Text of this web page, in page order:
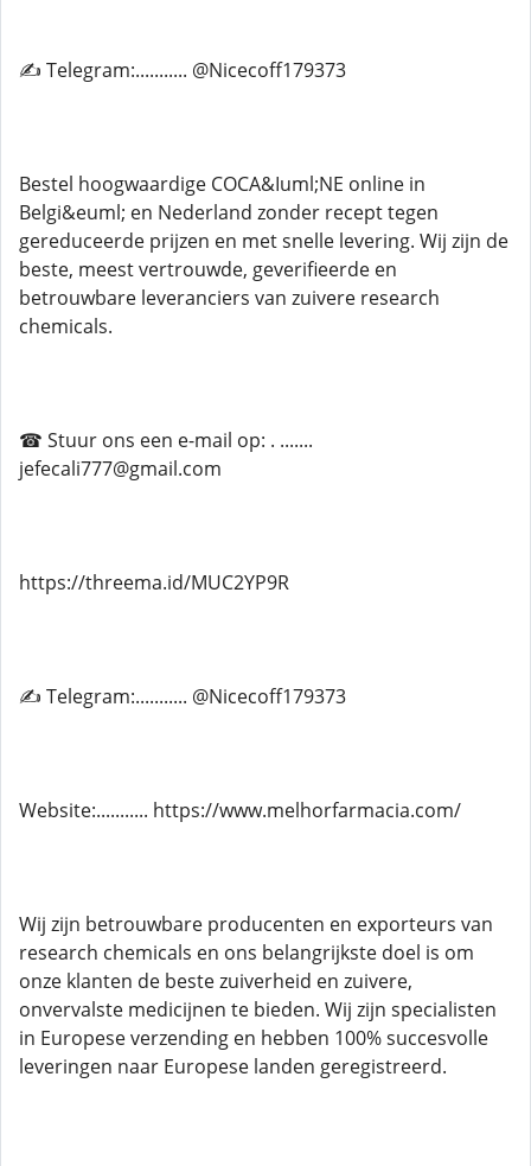
✍ Telegram:........... @Nicecoff179373
Bestel hoogwaardige COCA&Iuml;NE online in
Belgi&euml; en Nederland zonder recept tegen
gereduceerde prijzen en met snelle levering. Wij zijn de
beste, meest vertrouwde, geverifieerde en
betrouwbare leveranciers van zuivere research
chemicals.
☎ Stuur ons een e-mail op: . .......
jefecali777@gmail.com
https://threema.id/MUC2YP9R
✍ Telegram:........... @Nicecoff179373
Website:........... https://www.melhorfarmacia.com/
Wij zijn betrouwbare producenten en exporteurs van
research chemicals en ons belangrijkste doel is om
onze klanten de beste zuiverheid en zuivere,
onvervalste medicijnen te bieden. Wij zijn specialisten
in Europese verzending en hebben 100% succesvolle
leveringen naar Europese landen geregistreerd.